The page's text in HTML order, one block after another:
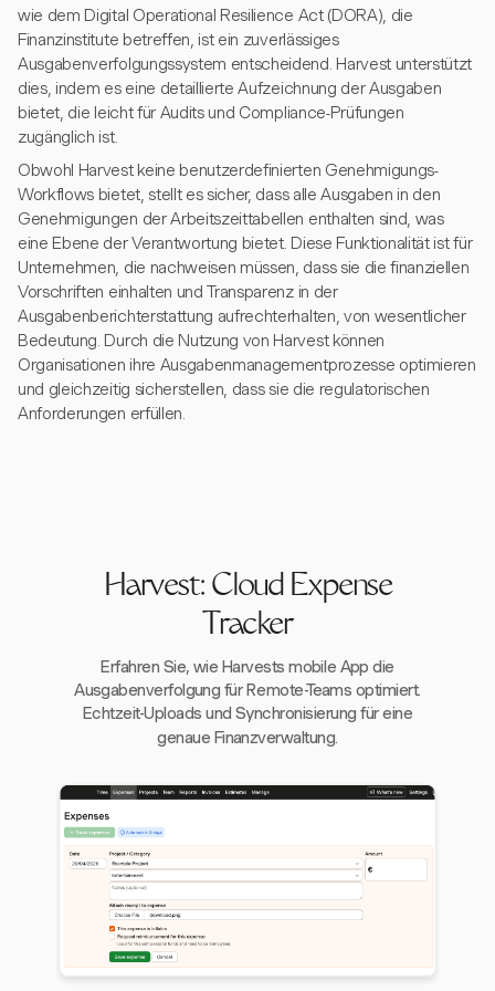
wie dem Digital Operational Resilience Act (DORA), die
Finanzinstitute betreffen, ist ein zuverlässiges
Ausgabenverfolgungssystem entscheidend. Harvest unterstützt
dies, indem es eine detaillierte Aufzeichnung der Ausgaben
bietet, die leicht für Audits und Compliance-Prüfungen
zugänglich ist.
Obwohl Harvest keine benutzerdefinierten Genehmigungs-
Workflows bietet, stellt es sicher, dass alle Ausgaben in den
Genehmigungen der Arbeitszeittabellen enthalten sind, was
eine Ebene der Verantwortung bietet. Diese Funktionalität ist für
Unternehmen, die nachweisen müssen, dass sie die finanziellen
Vorschriften einhalten und Transparenz in der
Ausgabenberichterstattung aufrechterhalten, von wesentlicher
Bedeutung. Durch die Nutzung von Harvest können
Organisationen ihre Ausgabenmanagementprozesse optimieren
und gleichzeitig sicherstellen, dass sie die regulatorischen
Anforderungen erfüllen.
Harvest: Cloud Expense
Tracker
Erfahren Sie, wie Harvests mobile App die
Ausgabenverfolgung für Remote-Teams optimiert.
Echtzeit-Uploads und Synchronisierung für eine
genaue Finanzverwaltung.